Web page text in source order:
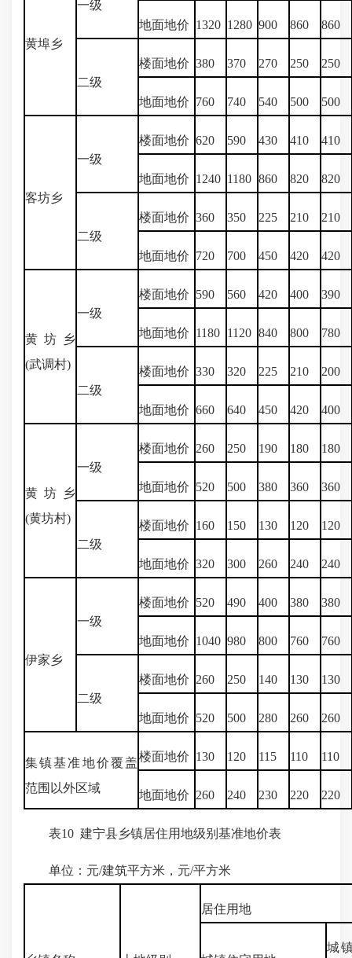
黄埠乡
一级
地面地价 1320 1280 900 860 860
二级
楼面地价 380 370 270 250 250
地面地价 760 740 540 500 500
客坊乡
一级
楼面地价 620 590 430 410 410
地面地价 1240 1180 860 820 820
二级
楼面地价 360 350 225 210 210
地面地价 720 700 450 420 420
黄坊乡
(武调村)
一级
楼面地价 590 560 420 400 390
地面地价 1180 1120 840 800 780
二级
楼面地价 330 320 225 210 200
地面地价 660 640 450 420 400
黄坊乡
(黄坊村)
一级
楼面地价 260 250 190 180 180
地面地价 520 500 380 360 360
二级
楼面地价 160 150 130 120 120
地面地价 320 300 260 240 240
伊家乡
一级
楼面地价 520 490 400 380 380
地面地价 1040 980 800 760 760
二级
楼面地价 260 250 140 130 130
地面地价 520 500 280 260 260
集镇基准地价覆盖
范围以外区域
楼面地价 130 120 115 110 110
地面地价 260 240 230 220 220
表10 建宁县乡镇居住用地级别基准地价表
单位：元/建筑平方米，元/平方米
居住用地
城